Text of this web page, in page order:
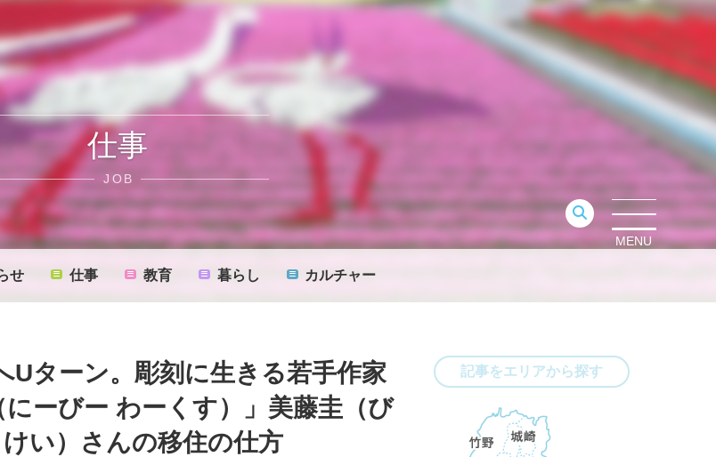
仕事
JOB
MENU
せ 仕事 教育 暮らし カルチャー
Uターン。彫刻に生きる若手作家
にーびー わーくす）」美藤圭（び
けい）さんの移住の仕方
記事をエリアから探す